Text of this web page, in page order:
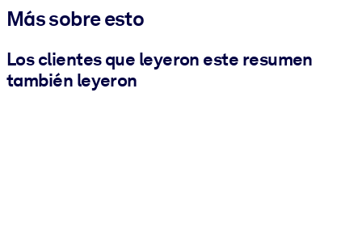
Más sobre esto
Los clientes que leyeron este resumen
también leyeron